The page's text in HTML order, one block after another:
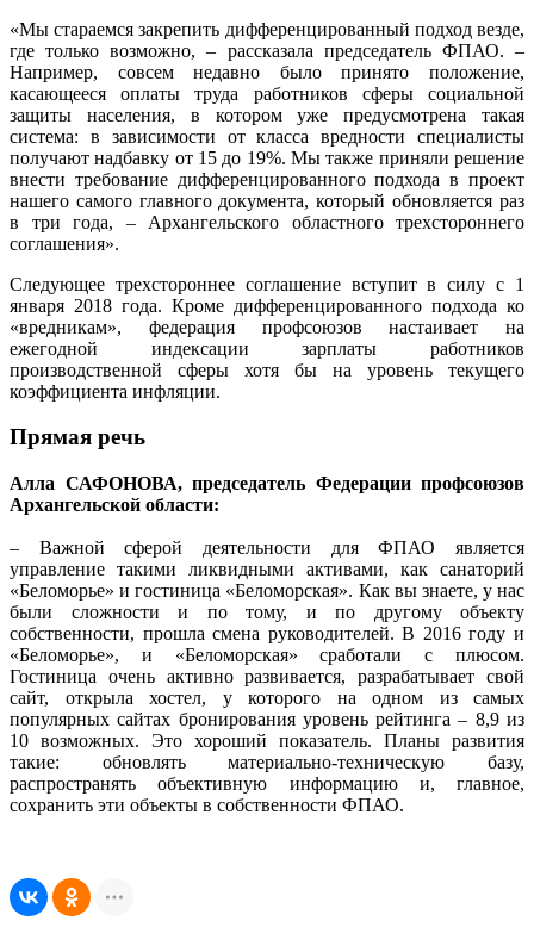
«Мы стараемся закрепить дифференцированный подход везде,
где только возможно, – рассказала председатель ФПАО. –
Например, совсем недавно было принято положение,
касающееся оплаты труда работников сферы социальной
защиты населения, в котором уже предусмотрена такая
система: в зависимости от класса вредности специалисты
получают надбавку от 15 до 19%. Мы также приняли решение
внести требование дифференцированного подхода в проект
нашего самого главного документа, который обновляется раз
в три года, – Архангельского областного трехстороннего
соглашения».
Следующее трехстороннее соглашение вступит в силу с 1
января 2018 года. Кроме дифференцированного подхода ко
«вредникам», федерация профсоюзов настаивает на
ежегодной индексации зарплаты работников
производственной сферы хотя бы на уровень текущего
коэффициента инфляции.
Прямая речь
Алла САФОНОВА, председатель Федерации профсоюзов
Архангельской области:
– Важной сферой деятельности для ФПАО является
управление такими ликвидными активами, как санаторий
«Беломорье» и гостиница «Беломорская». Как вы знаете, у нас
были сложности и по тому, и по другому объекту
собственности, прошла смена руководителей. В 2016 году и
«Беломорье», и «Беломорская» сработали с плюсом.
Гостиница очень активно развивается, разрабатывает свой
сайт, открыла хостел, у которого на одном из самых
популярных сайтах бронирования уровень рейтинга – 8,9 из
10 возможных. Это хороший показатель. Планы развития
такие: обновлять материально-техническую базу,
распространять объективную информацию и, главное,
сохранить эти объекты в собственности ФПАО.